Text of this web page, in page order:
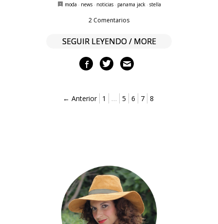
moda · news· noticias· panama jack· stella
2 Comentarios
SEGUIR LEYENDO / MORE
← Anterior 1 … 5 6 7 8